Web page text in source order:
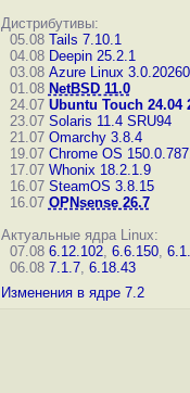
Дистрибутивы:
05.08 Tails 7.10.1
04.08 Deepin 25.2.1
03.08 Azure Linux
01.08 NetBSD 11.0
24.07 Ubuntu Touch 24.04
23.07 Solaris 11.4 SRU94
21.07 Omarchy 3.8.4
19.07 Chrome OS
17.07 Whonix 18.2.1.9
16.07 SteamOS 3.8.15
16.07 OPNsense 26.7
Актуальные ядра Linux:
07.08 6.12.102, 6.6.150,
06.08 7.1.7, 6.18.43
Изменения в ядре 7.2